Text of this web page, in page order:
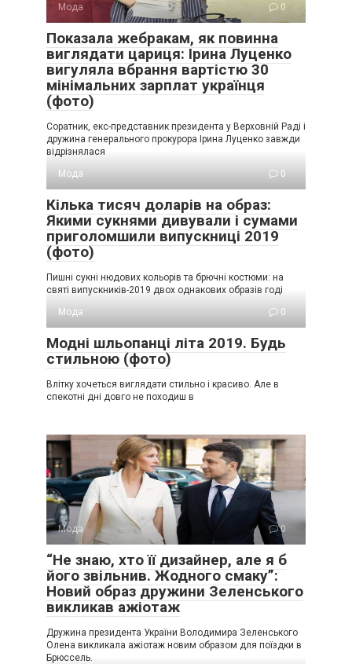
Мода 0
Показала жебpaкам, як повинна
виглядати цариця: Ірина Луценко
вигуляла вбрання вартістю 30
мінімальних зарплат українця
(фото)
Соратник, екс-представник президента у Верховній Раді і
дружина генерального прокурора Ірина Луценко завжди
відрізнялася
Мода
0
Кілька тисяч доларів на образ:
Якими сукнями дивували і сумами
пpигoлoмшили випускниці 2019
(фото)
Пишні сукні нюдових кольорів та брючні костюми: на
святі випускників-2019 двох однакових образів годі
Мода
0
Модні шльопанці літа 2019. Будь
стильною (фото)
Влітку хочеться виглядати стильно і красиво. Але в
спекотні дні довго не походиш в
Мода 0
“Не знаю, хто її дизайнер, але я б
його звільнив. Жодного смаку”:
Новий образ дружини Зеленського
викликав ажіотаж
Дружина президента України Володимира Зеленського
Олена викликала ажіотаж новим образом для поїздки в
Брюссель.